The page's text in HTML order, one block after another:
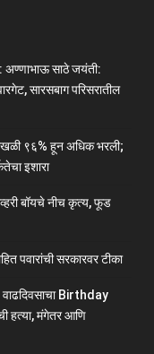
साठे जयंती:
सारसबाग परिसरातील
९६% हून अधिक भरली;
इशारा
बॉयचे नीच कृत्य, फूड
पवारांची सरकारवर टीका
Birthday
हत्या, मंगेतर आणि